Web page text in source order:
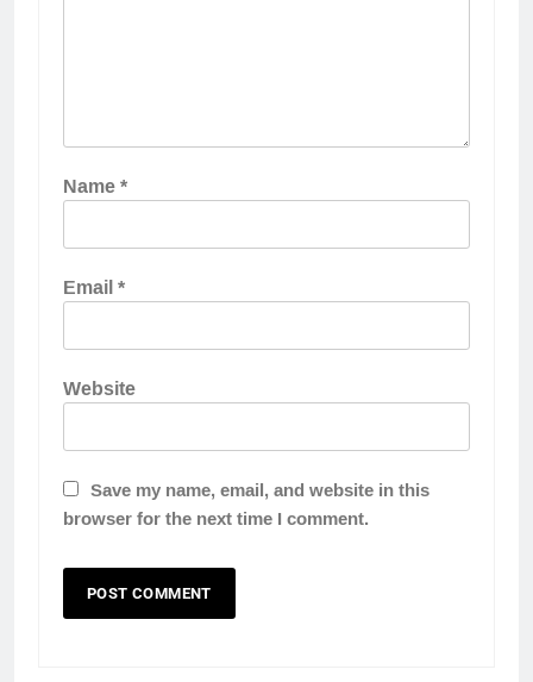
Name*
Email*
Website
Save my name, email, and website in this
browser for the next time I comment.